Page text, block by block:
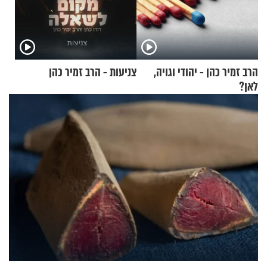
הרב זמיר כהן - יהודי וגויה,
לאן?
צניעות - הרב זמיר כהן